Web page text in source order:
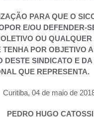
PARA QUE O
E/OU DEFENDER-
OU QUALQUER
TENHA POR OBJETIVO
DESTE SINDICATO E
QUE REPRESENTA.
Curitiba, 04 de maio de
PEDRO HUGO CATOSSI